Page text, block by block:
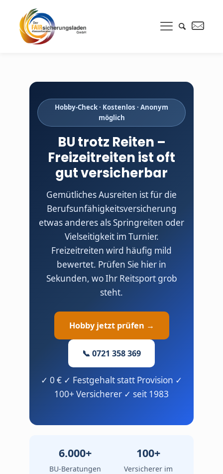
Hobby-Check · Kostenlos · Anonym
möglich
BU trotz Reiten –
Freizeitreiten ist oft
gut versicherbar
Gemütliches Ausreiten ist für die
Berufsunfähigkeitsversicherung
etwas anderes als Springreiten oder
Vielseitigkeit im Turnier.
Freizeitreiten wird häufig mild
bewertet. Prüfen Sie hier in
Sekunden, wo Ihr Reitsport grob
steht.
Hobby jetzt prüfen →
📞 0721 358 369
✓ 0 € ✓ Festgehalt statt Provision ✓
100+ Versicherer ✓ seit 1983
6.000+
BU-Beratungen
100+
Versicherer im